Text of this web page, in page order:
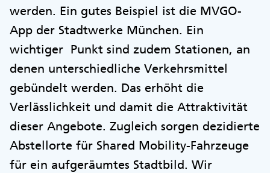
werden. Ein gutes Beispiel ist die MVGO-
App der Stadtwerke München. Ein
wichtiger Punkt sind zudem Stationen, an
denen unterschiedliche Verkehrsmittel
gebündelt werden. Das erhöht die
Verlässlichkeit und damit die Attraktivität
dieser Angebote. Zugleich sorgen dezidierte
Abstellorte für Shared Mobility-Fahrzeuge
für ein aufgeräumtes Stadtbild. Wir